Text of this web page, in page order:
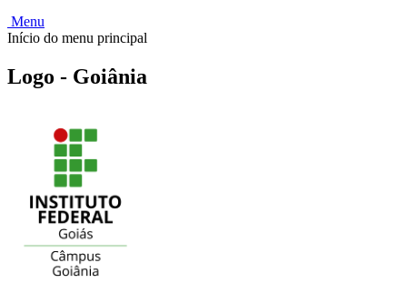
Menu
Início do menu principal
Logo - Goiânia